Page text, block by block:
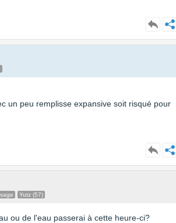
un peu remplisse expansive soit risqué pour
Yutz (57)
ou de l'eau passerai à cette heure-ci?